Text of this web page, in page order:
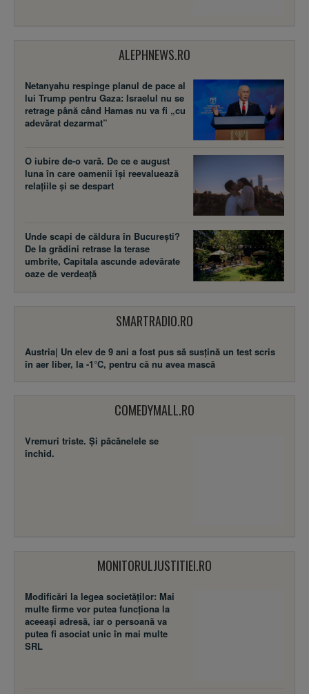
ALEPHNEWS.RO
Netanyahu respinge planul de pace al
lui Trump pentru Gaza: Israelul nu se
retrage până când Hamas nu va fi „cu
adevărat dezarmat”
O iubire de-o vară. De ce e august
luna în care oamenii își reevaluează
relațiile și se despart
Unde scapi de căldura în București?
De la grădini retrase la terase
umbrite, Capitala ascunde adevărate
oaze de verdeață
SMARTRADIO.RO
Austria| Un elev de 9 ani a fost pus să susţină un test scris
în aer liber, la -1°C, pentru că nu avea mască
COMEDYMALL.RO
Vremuri triste. Şi păcănelele se
închid.
MONITORULJUSTITIEI.RO
Modificări la legea societăţilor: Mai
multe firme vor putea funcţiona la
aceeaşi adresă, iar o persoană va
putea fi asociat unic în mai multe
SRL